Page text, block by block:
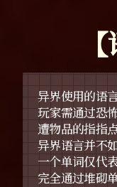
异界使用的语
玩家需通过恐
遭物品的指指
异界语言并不
一个单词仅代
完全通过堆砌